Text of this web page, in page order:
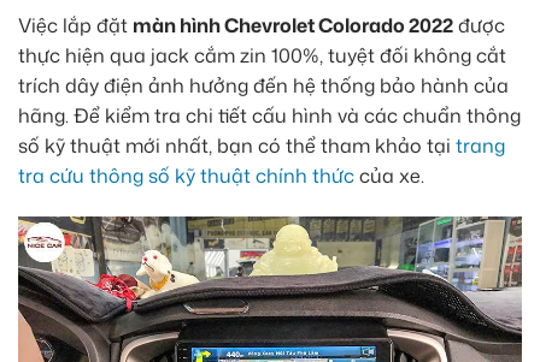
Việc lắp đặt màn hình Chevrolet Colorado 2022được
thực hiện qua jack cắm zin 100%, tuyệt đối không cắt
trích dây điện ảnh hưởng đến hệ thống bảo hành của
hãng. Để kiểm tra chi tiết cấu hình và các chuẩn thông
số kỹ thuật mới nhất, bạn có thể tham khảo tại trang
tra cứu thông số kỹ thuật chính thứccủa xe.